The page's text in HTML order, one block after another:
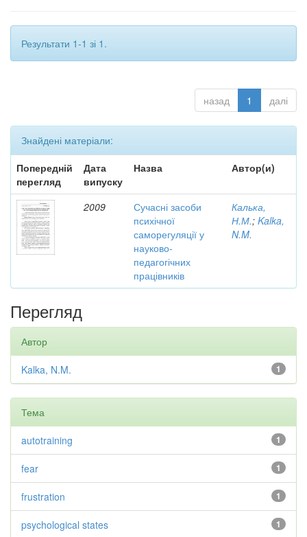
Результати 1-1 зі 1.
назад 1 далі
Знайдені матеріали:
Попередній
перегляд
Дата
випуску
Назва Автор(и)
2009
Сучасні засоби
психічної
саморегуляції у
науково-
педагогічних
працівників
Калька,
Н.М.; Kalka,
N.M.
Перегляд
Автор
1
Kalka, N.M.
Тема
1
autotraining
1
fear
1
frustration
1
psychological states